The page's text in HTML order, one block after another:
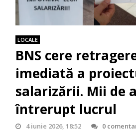
LOCALE
BNS cere
imediată a
salarizării. Mii de
întrerupt lucrul
4 iunie 2026, 18:52 0